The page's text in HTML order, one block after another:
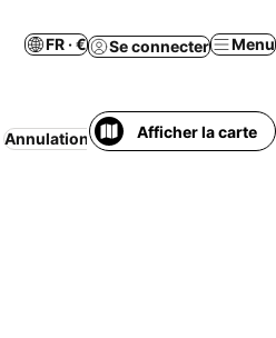
FR · € Se connecter Menu
Annulation gratuite Maison/
Afficher la carte